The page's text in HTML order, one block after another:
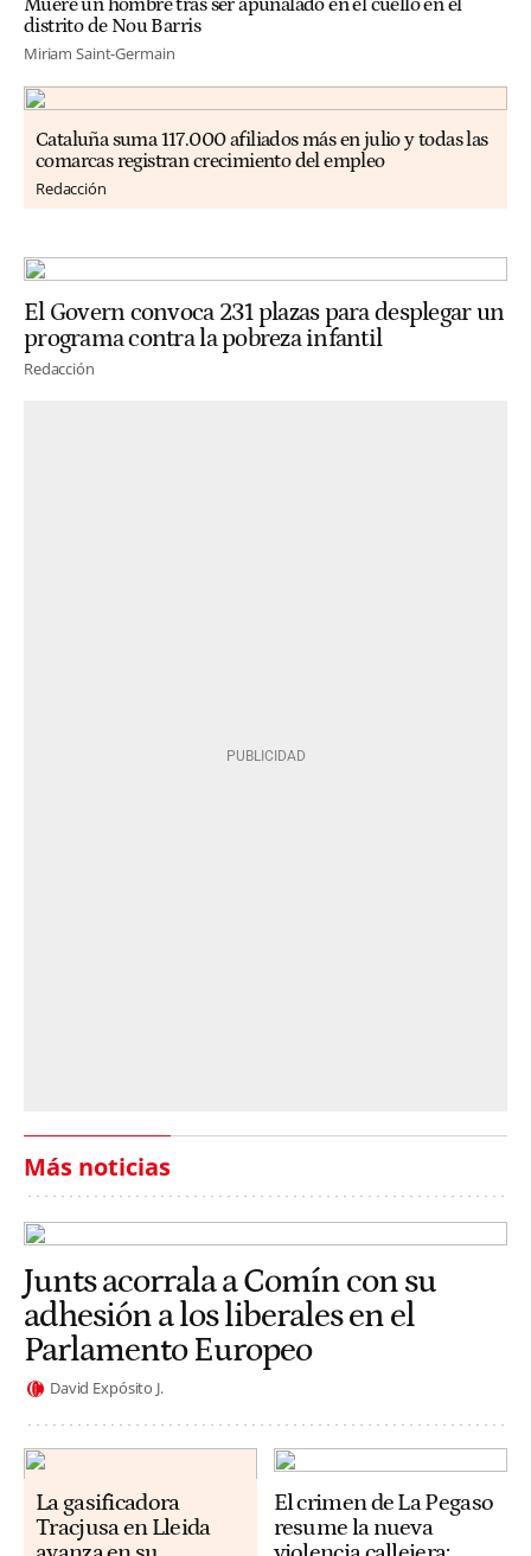
Muere un hombre tras ser apuñalado en el cuello en el
distrito de Nou Barris
Miriam Saint-Germain
Cataluña suma 117.000 afiliados más en julio y todas las
comarcas registran crecimiento del empleo
Redacción
El Govern convoca 231 plazas para desplegar un
programa contra la pobreza infantil
Redacción
Más noticias
Junts acorrala a Comín con su
adhesión a los liberales en el
Parlamento Europeo
David Expósito J.
La gasificadora
Tracjusa en Lleida
El crimen de La Pegaso
resume la nueva